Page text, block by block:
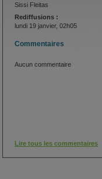
Sissi Fleitas
Rodrigo Cuevas
Fernando Ciangherotti
Guillermo Iván
Rediffusions :
lundi 19 janvier, 02h05
Commentaires
Aucun commentaire
Lire tous les commentaires